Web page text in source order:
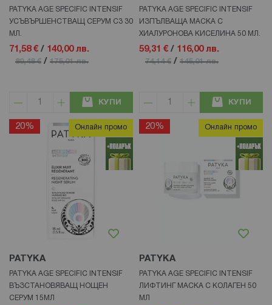
PATYKA AGE SPECIFIC INTENSIF
УСЪВЪРШЕНСТВАЩ СЕРУМ C3 30
МЛ.
71,58 € / 140,00 лв.
89,48 € / 175,01 лв.
КУПИ
PATYKA AGE SPECIFIC INTENSIF
ИЗПЪЛВАЩА МАСКА С
ХИАЛУРОНОВА КИСЕЛИНА 50 МЛ.
59,31 € / 116,00 лв.
74,14 € / 145,01 лв.
КУПИ
20% Онлайн промо
PATYKA
PATYKA AGE SPECIFIC INTENSIF
ВЪЗСТАНОВЯВАЩ НОЩЕН
СЕРУМ 15МЛ
20% Онлайн промо
PATYKA
PATYKA AGE SPECIFIC INTENSIF
ЛИФТИНГ МАСКА С КОЛАГЕН 50
МЛ